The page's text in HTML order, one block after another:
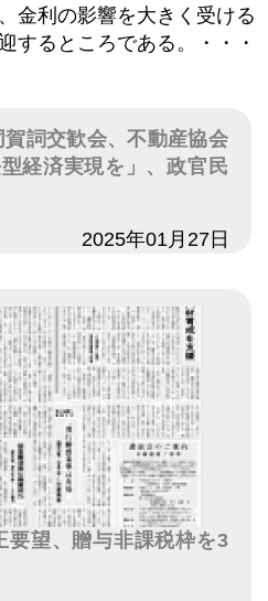
金利の影響を大きく受ける
するところである。・・・
詞交歓会、不動産協会
経済実現を」、政官民
2025年01月27日
要望、贈与非課税枠を3